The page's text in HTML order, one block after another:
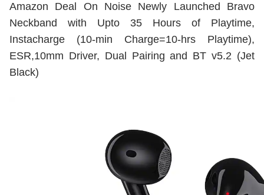
Amazon Deal On Noise Newly Launched Bravo
Neckband with Upto 35 Hours of Playtime,
Instacharge (10-min Charge=10-hrs Playtime),
ESR,10mm Driver, Dual Pairing and BT v5.2 (Jet
Black)